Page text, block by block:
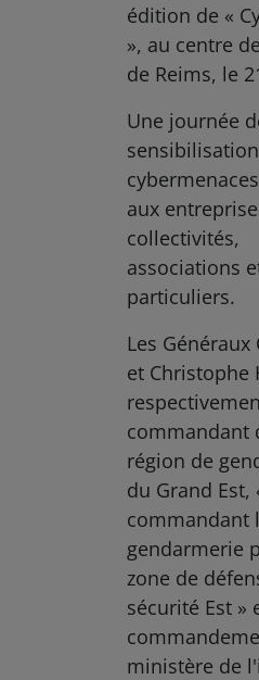
édition de «
», au centre
de Reims, le
Une journée
aux
collectivités,
associations
particuliers.
Les
et Christophe
commandant
région de
du Grand Est,
commandant
gendarmerie
zone de
sécurité Est »
ministère de